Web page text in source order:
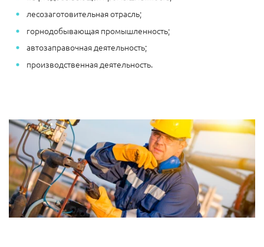
лесозаготовительная отрасль;
горнодобывающая промышленность;
автозаправочная деятельность;
производственная деятельность.